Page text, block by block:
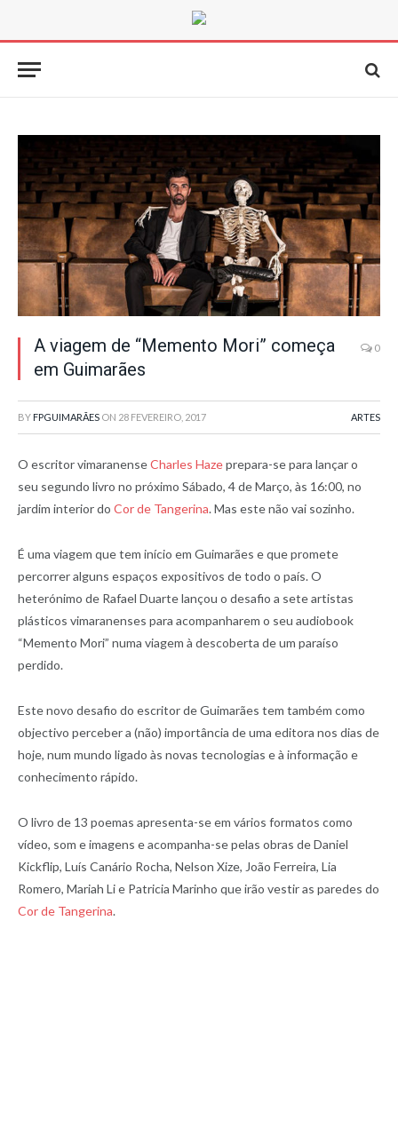
A viagem de “Memento Mori” começa
em Guimarães
0
BY FPGUIMARÃES ON 28 FEVEREIRO, 2017 ARTES
O escritor vimaranenseCharles Hazeprepara-se para lançar o
seu segundo livro no próximo Sábado, 4 de Março, às 16:00, no
jardim interior do Cor de Tangerina. Mas este não vai sozinho.
É uma viagem que tem início em Guimarães e que promete
percorrer alguns espaços expositivos de todo o país. O
heterónimo de Rafael Duarte lançou o desafio a sete artistas
plásticos vimaranenses para acompanharem o seu audiobook
“Memento Mori” numa viagem à descoberta de um paraíso
perdido.
Este novo desafio do escritor de Guimarães tem também como
objectivo perceber a (não) importância de uma editora nos dias de
hoje, num mundo ligado às novas tecnologias e à informação e
conhecimento rápido.
O livro de 13 poemas apresenta-se em vários formatos como
vídeo, som e imagens e acompanha-se pelas obras de Daniel
Kickflip, Luís Canário Rocha, Nelson Xize, João Ferreira, Lia
Romero, Mariah Li e Patricia Marinho que irão vestir as paredes do
Cor de Tangerina.